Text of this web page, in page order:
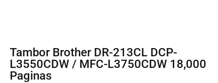
Tambor Brother DR-213CL DCP-
L3550CDW / MFC-L3750CDW 18,000
Paginas